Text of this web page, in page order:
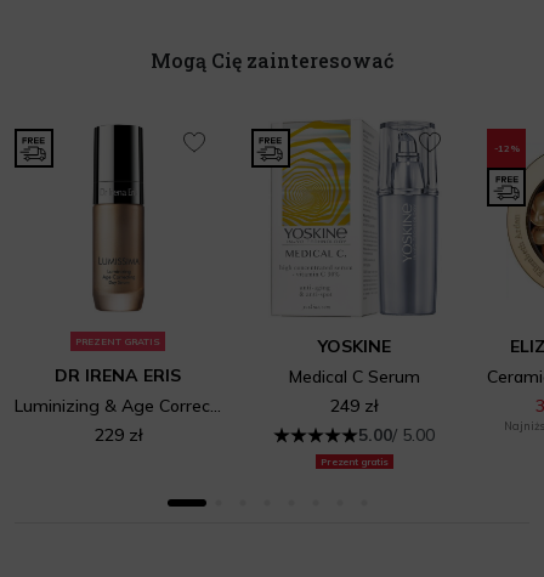
Mogą Cię zainteresować
PREZENT GRATIS
DR IRENA ERIS
Luminizing & Age Correcting Day Serum
229 zł
Prezent gratis
YOSKINE
Medical C Serum
249 zł
5.00/ 5.00
-12%